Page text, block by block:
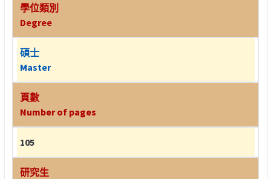
學位類別
Degree
碩士
Master
頁數
Number of pages
105
研究生